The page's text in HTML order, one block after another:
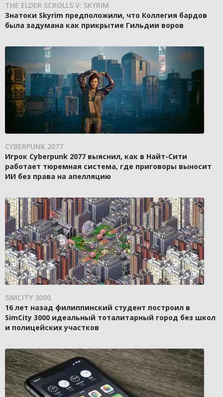
THE ELDER SCROLLS V: SKYRIM
Знатоки Skyrim предположили, что Коллегия бардов
была задумана как прикрытие Гильдии воров
CYBERPUNK 2077
Игрок Cyberpunk 2077 выяснил, как в Найт-Сити
работает тюремная система, где приговоры выносит
ИИ без права на апелляцию
SIMCITY 3000
16 лет назад филиппинский студент построил в
SimCity 3000 идеальный тоталитарный город без школ
и полицейских участков